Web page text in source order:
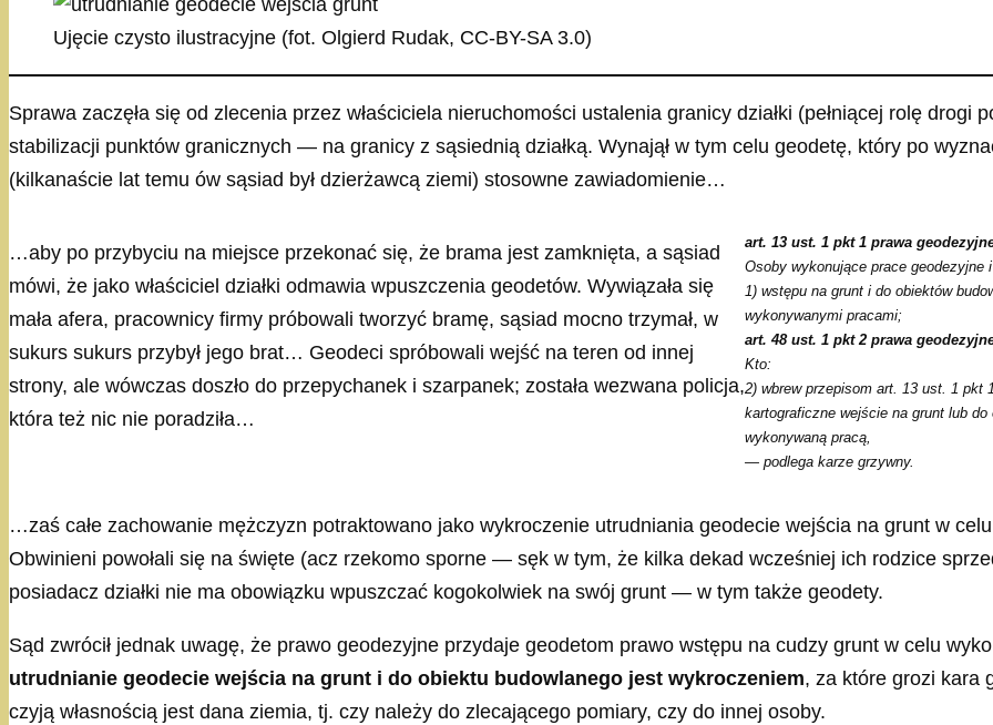
Ujęcie czysto ilustracyjne (fot. Olgierd Rudak, CC-BY-SA 3.0)
Sprawa zaczęła się od zlecenia przez właściciela nieruchomości ustalenia granicy działki (pełniącej rolę
stabilizacji punktów granicznych — na granicy z sąsiednią działką. Wynajął w tym celu geodetę, który po
(kilkanaście lat temu ów sąsiad był dzierżawcą ziemi) stosowne zawiadomienie…
…aby po przybyciu na miejsce przekonać się, że brama jest zamknięta, a sąsiad
mówi, że jako właściciel działki odmawia wpuszczenia geodetów. Wywiązała się
mała afera, pracownicy firmy próbowali tworzyć bramę, sąsiad mocno trzymał, w
sukurs sukurs przybył jego brat… Geodeci spróbowali wejść na teren od innej
strony, ale wówczas doszło do przepychanek i szarpanek; została wezwana policja,
która też nic nie poradziła…
art. 13 ust. 1 pkt 1 prawa
Osoby wykonujące prace geodezyjne
1) wstępu na grunt i do obiektów
wykonywanymi pracami;
art. 48 ust. 1 pkt 2 prawa
Kto:
2) wbrew przepisom art. 13 ust. 1 pkt
kartograficzne wejście na grunt lub
wykonywaną pracą,
— podlega karze grzywny.
…zaś całe zachowanie mężczyzn potraktowano jako wykroczenie utrudniania geodecie wejścia na grunt w
Obwinieni powołali się na święte (acz rzekomo sporne — sęk w tym, że kilka dekad wcześniej ich rodzice
posiadacz działki nie ma obowiązku wpuszczać kogokolwiek na swój grunt — w tym także geodety.
Sąd zwrócił jednak uwagę, że prawo geodezyjne przydaje geodetom prawo wstępu na cudzy grunt w celu
utrudnianie geodecie wejścia na grunt i do obiektu budowlanego jest wykroczeniem, za które grozi kara
czyją własnością jest dana ziemia, tj. czy należy do zlecającego pomiary, czy do innej osoby.